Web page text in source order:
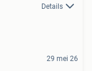
Details
29 mei 26